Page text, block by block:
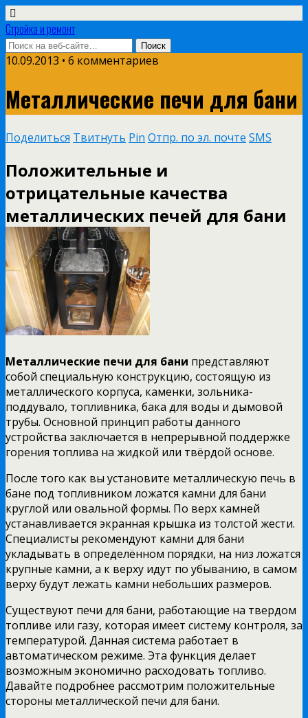
Стройка и ремонт
10.09.2013 • 6 комментариев
Металлические печи для бани
Поделиться Твитнуть Pin Отпр. по эл. почте SMS
Положительные и
отрицательные качества
металлических печей для бани
Металлические печи для бани представляют
собой специальную конструкцию, состоящую из
металлического корпуса, каменки, зольника-
поддувало, топливника, бака для воды и дымовой
трубы. Основной принцип работы данного
устройства заключается в непрерывной поддержке
горения топлива на жидкой или твёрдой основе.
После того как вы установите металлическую печь в
бане под топливником ложатся камни для бани
круглой или овальной формы. По верх камней
устанавливается экранная крышка из толстой жести.
Специалисты рекомендуют камни для бани
укладывать в определённом порядки, на низ ложатся
крупные камни, а к верху идут по убыванию, в самом
верху будут лежать камни небольших размеров.
Существуют печи для бани, работающие на твердом
топливе или газу, которая имеет систему контроля, за
температурой. Данная система работает в
автоматическом режиме. Эта функция делает
возможным экономично расходовать топливо.
Давайте подробнее рассмотрим положительные
стороны металлической печи для бани.